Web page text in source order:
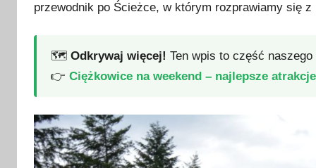
1
i
c
a
2
przewodnik po Ścieżce, w którym rozprawiamy się
🗺️ Odkrywaj więcej! Ten wpis to część
👉 Ciężkowice na weekend – najlepsze atrakcje